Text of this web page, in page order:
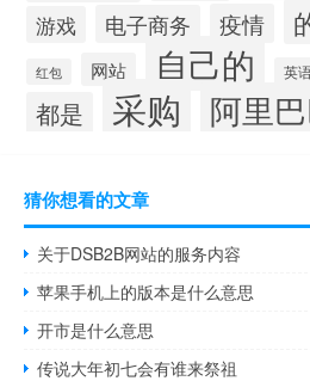
游戏 电子商务 疫情
红包 网站 自己的 英
都是 采购 阿里
猜你想看的文章
关于DSB2B网站的服务内容
苹果手机上的版本是什么意思
开市是什么意思
传说大年初七会有谁来祭祖